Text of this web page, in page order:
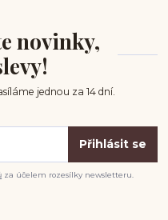
novinky,
jednou za 14 dní.
Přihlásit se
za účelem rozesílky newsletteru.